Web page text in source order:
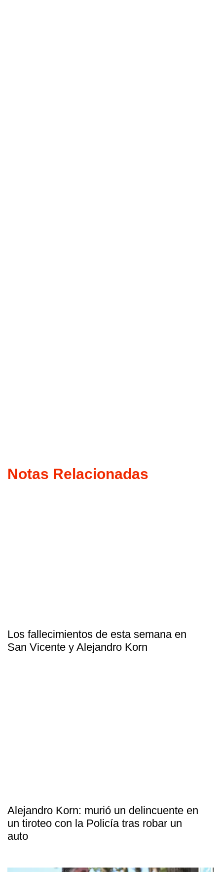
Notas Relacionadas
Los fallecimientos de esta semana en
San Vicente y Alejandro Korn
Alejandro Korn: murió un delincuente en
un tiroteo con la Policía tras robar un
auto